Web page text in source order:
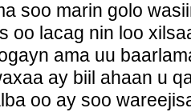
soo marin golo
oo lacag nin loo
ama uu
ay biil ahaan u
oo ay soo